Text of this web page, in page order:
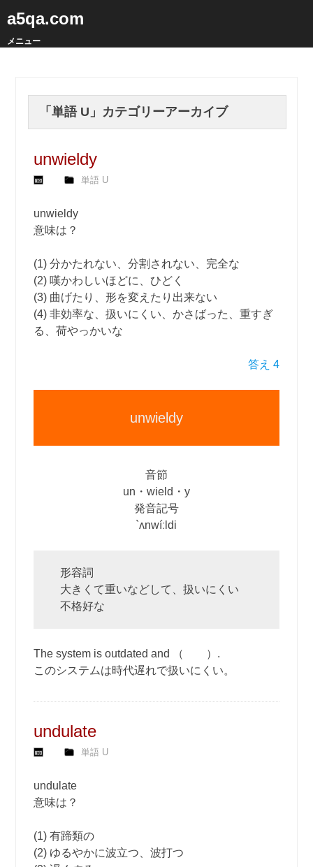
a5qa.com
メニュー
「単語 U 」カテゴリーアーカイブ
unwieldy
単語 U
unwieldy
意味は？
(1) 分かたれない、分割されない、完全な
(2) 嘆かわしいほどに、ひどく
(3) 曲げたり、形を変えたり出来ない
(4) 非効率な、扱いにくい、かさばった、重すぎ
る、荷やっかいな
答え 4
unwieldy
音節
un・wield・y
発音記号
`ʌnwíːldi
形容詞
大きくて重いなどして、扱いにくい
不格好な
The system is outdated and （ ）.
このシステムは時代遅れで扱いにくい。
undulate
単語 U
undulate
意味は？
(1) 有蹄類の
(2) ゆるやかに波立つ、波打つ